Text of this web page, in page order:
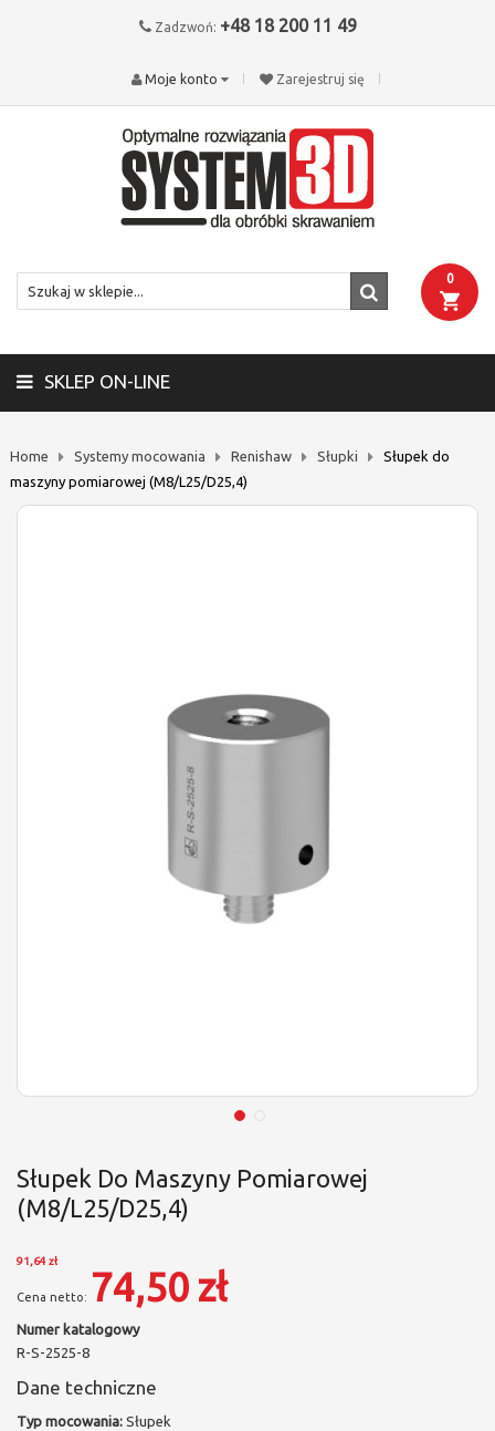
Zadzwoń: +48 18 200 11 49
Zarejestruj się
Moje konto
0
SKLEP ON-LINE
Home Systemy mocowania Renishaw Słupki
Słupek do
maszyny pomiarowej (M8/L25/D25,4)
Słupek Do Maszyny Pomiarowej
(M8/L25/D25,4)
91,64 zł
74,50 zł
Numer katalogowy
R-S-2525-8
Dane techniczne
Typ mocowania: Słupek